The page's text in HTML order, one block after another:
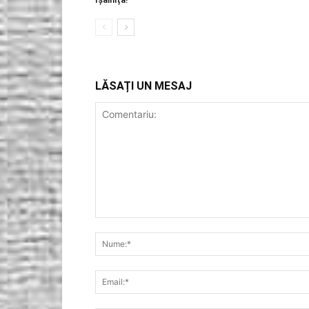
LĂSAȚI UN MESAJ